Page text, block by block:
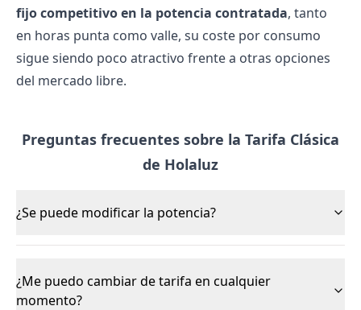
fijo competitivo en la potencia contratada, tanto
en horas punta como valle, su coste por consumo
sigue siendo poco atractivo frente a otras opciones
del mercado libre.
Preguntas frecuentes sobre la Tarifa Clásica
de Holaluz
¿Se puede modificar la potencia?
¿Me puedo cambiar de tarifa en cualquier
momento?